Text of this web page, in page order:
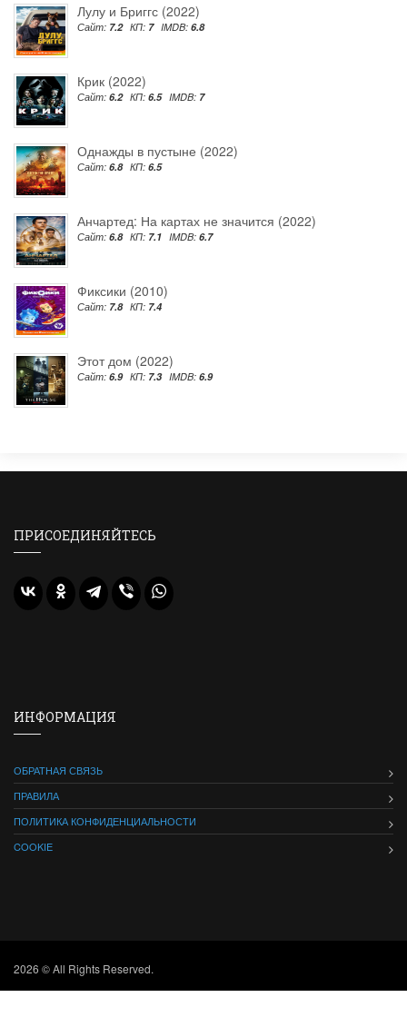
Лулу и Бриггс (2022)
Сайт: 7.2 КП: 7 IMDB: 6.8
Крик (2022)
Сайт: 6.2 КП: 6.5 IMDB: 7
Однажды в пустыне (2022)
Сайт: 6.8 КП: 6.5
Анчартед: На картах не значится (2022)
Сайт: 6.8 КП: 7.1 IMDB: 6.7
Фиксики (2010)
Сайт: 7.8 КП: 7.4
Этот дом (2022)
Сайт: 6.9 КП: 7.3 IMDB: 6.9
ПРИСОЕДИНЯЙТЕСЬ
ИНФОРМАЦИЯ
ОБРАТНАЯ СВЯЗЬ
ПРАВИЛА
ПОЛИТИКА КОНФИДЕНЦИАЛЬНОСТИ
COOKIE
2026 © All Rights Reserved.